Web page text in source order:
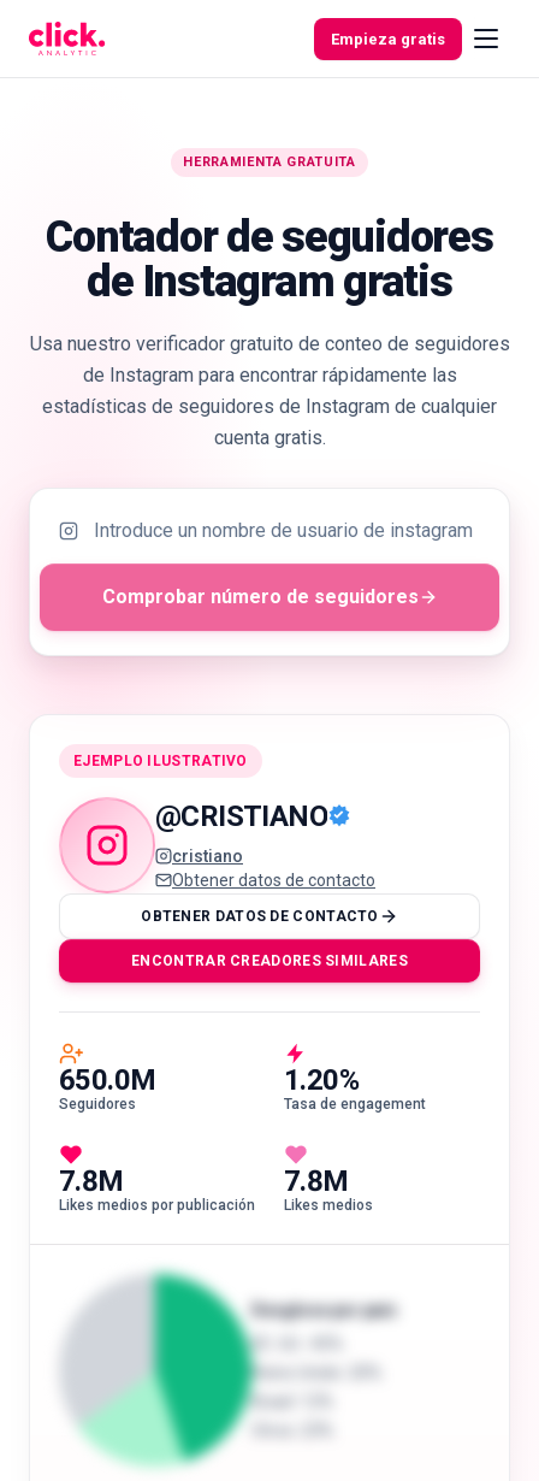
Empieza gratis
Herramientas
gratuitas
HERRAMIENTA GRATUITA
Contador de seguidores
de Instagram gratis
Usa nuestro verificador gratuito de conteo de seguidores
de Instagram para encontrar rápidamente las
estadísticas de seguidores de Instagram de cualquier
cuenta gratis.
Comprobar número de seguidores
EJEMPLO ILUSTRATIVO
@CRISTIANO
cristiano
Obtener datos de contacto
OBTENER DATOS DE CONTACTO
ENCONTRAR CREADORES SIMILARES
650.0M
Seguidores
1.20%
Tasa de engagement
7.8M
Likes medios por publicación
7.8M
Likes medios
Desglose por país
EE. UU.
Brasil